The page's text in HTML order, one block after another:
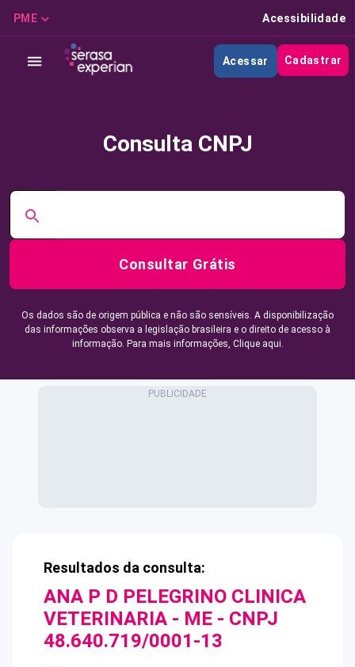
PME Acessibilidade
Acessar Cadastrar
Consulta CNPJ
Consultar Grátis
Os dados são de origem pública e não são sensíveis. A disponibilização
das informações observa a legislação brasileira e o direito de acesso à
informação. Para mais informações, Clique aqui.
Resultados da consulta:
ANA P D PELEGRINO CLINICA
VETERINARIA - ME - CNPJ
48.640.719/0001-13